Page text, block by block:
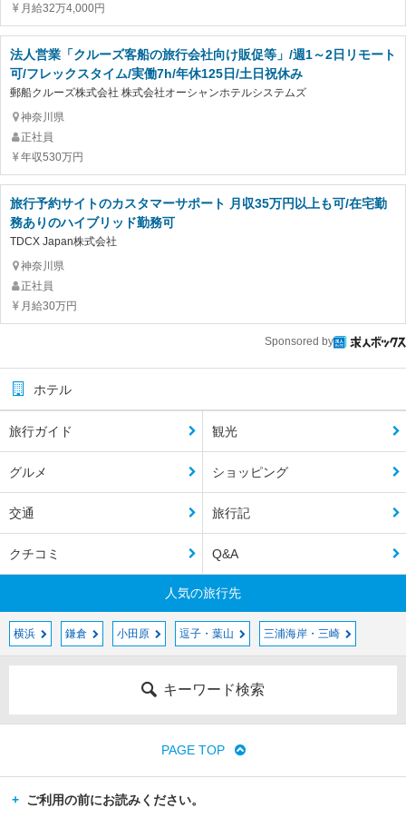
月給32万4,000円
法人営業「クルーズ客船の旅行会社向け販促等」/週1～2日リモート
可/フレックスタイム/実働7h/年休125日/土日祝休み
郵船クルーズ株式会社 株式会社オーシャンホテルシステムズ
神奈川県
正社員
年収530万円
旅行予約サイトのカスタマーサポート 月収35万円以上も可/在宅勤
務ありのハイブリッド勤務可
TDCX Japan株式会社
神奈川県
正社員
月給30万円
Sponsored by
ホテル
旅行ガイド 観光
グルメ ショッピング
交通 旅行記
クチコミ Q&A
人気の旅行先
横浜 鎌倉 小田原 逗子・葉山 三浦海岸・三崎
キーワード検索
PAGE TOP
ご利用の前にお読みください。